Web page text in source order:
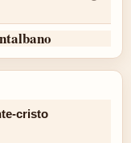
cristo